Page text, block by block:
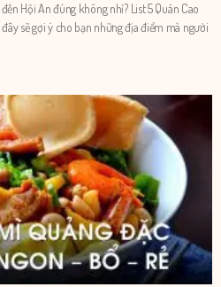
Hội An đúng không nhỉ? List 5 Quán Cao
sẽ gợi ý cho bạn những địa điểm mà người